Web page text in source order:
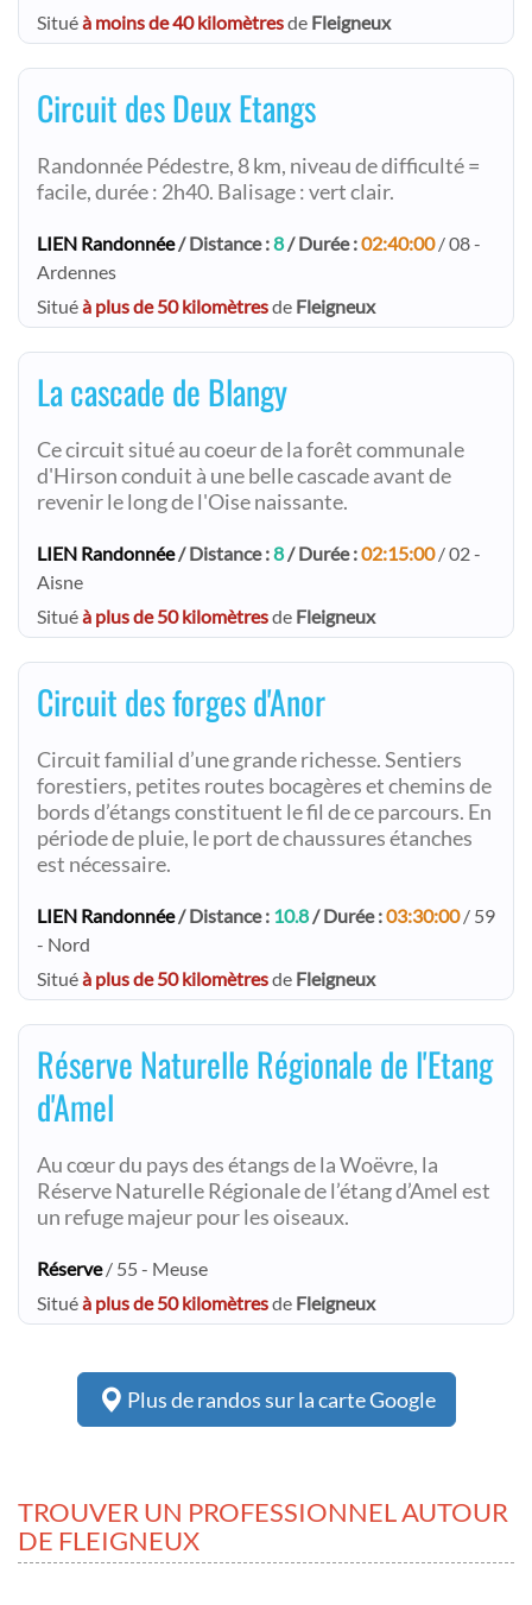
Situéà moins de 40 kilomètresde Fleigneux
Circuit des Deux Etangs
Randonnée Pédestre, 8 km, niveau de difficulté =
facile, durée : 2h40. Balisage : vert clair.
LIEN Randonnée/ Distance :8/ Durée :02:40:00/ 08 -
Ardennes
Situéà plus de 50 kilomètresde Fleigneux
La cascade de Blangy
Ce circuit situé au coeur de la forêt communale
d'Hirson conduit à une belle cascade avant de
revenir le long de l'Oise naissante.
LIEN Randonnée/ Distance :8/ Durée :02:15:00/ 02 -
Aisne
Situéà plus de 50 kilomètresde Fleigneux
Circuit des forges d'Anor
Circuit familial d’une grande richesse. Sentiers
forestiers, petites routes bocagères et chemins de
bords d’étangs constituent le fil de ce parcours. En
période de pluie, le port de chaussures étanches
est nécessaire.
LIEN Randonnée/ Distance : 10.8/ Durée :03:30:00/ 59
- Nord
Situéà plus de 50 kilomètresde Fleigneux
Réserve Naturelle Régionale de l'Etang
d'Amel
Au cœur du pays des étangs de la Woëvre, la
Réserve Naturelle Régionale de l’étang d’Amel est
un refuge majeur pour les oiseaux.
Réserve/ 55 - Meuse
Situéà plus de 50 kilomètresde Fleigneux
Plus de randos sur la carte Google
TROUVER UN PROFESSIONNEL AUTOUR
DE FLEIGNEUX